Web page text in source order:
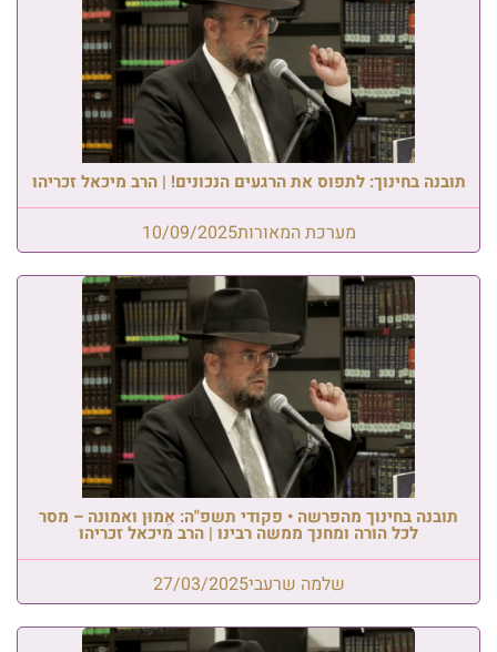
תובנה בחינוך: לתפוס את הרגעים הנכונים! | הרב מיכאל זכריהו
מערכת המאורות10/09/2025
תובנה בחינוך מהפרשה • פקודי‏ תשפ"ה: אֵמוּן ואמונה – מסר
לכל הורה ומחנך ממשה רבינו | הרב מיכאל זכריהו
שלמה שרעבי27/03/2025